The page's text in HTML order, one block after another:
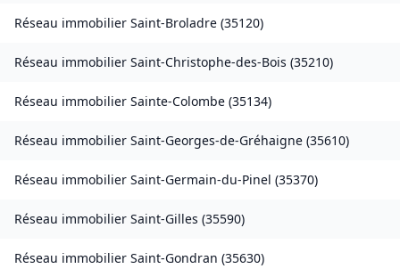
Réseau immobilier Saint-Broladre (35120)
Réseau immobilier Saint-Christophe-des-Bois (35210)
Réseau immobilier Sainte-Colombe (35134)
Réseau immobilier Saint-Georges-de-Gréhaigne (35610)
Réseau immobilier Saint-Germain-du-Pinel (35370)
Réseau immobilier Saint-Gilles (35590)
Réseau immobilier Saint-Gondran (35630)